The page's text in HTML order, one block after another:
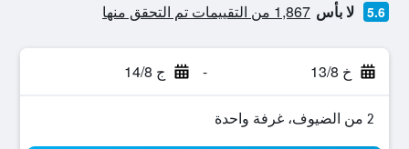
5.6 لا بأس 1,867 من التقييمات تم التحقق منها
خ 13/8 - ج 14/8
2 من الضيوف، غرفة واحدة